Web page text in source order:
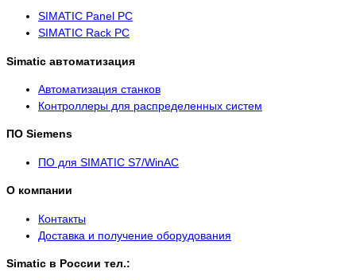
SIMATIC Panel PС
SIMATIC Rack PC
Simatic автоматизация
Автоматизация станков
Контроллеры для распределенных систем
ПО Siemens
ПО для SIMATIC S7/WinAC
О компании
Контакты
Доставка и получение оборудования
Simatic в России тел.: